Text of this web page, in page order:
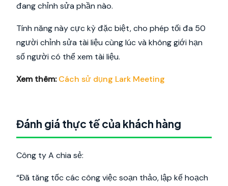
đang chỉnh sửa phần nào.
Tính năng này cực kỳ đặc biệt, cho phép tối đa 50
người chỉnh sửa tài liệu cùng lúc và không giới hạn
số người có thể xem tài liệu.
Xem thêm: Cách sử dụng Lark Meeting
Đánh giá thực tế của khách hàng
Công ty A chia sẻ:
“Đã tăng tốc các công việc soạn thảo, lập kế hoạch